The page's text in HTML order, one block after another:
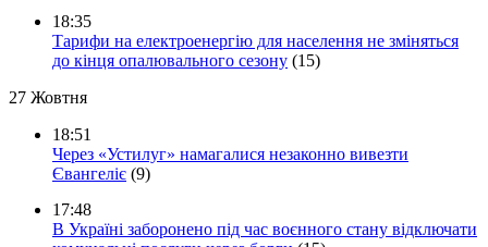
18:35
Тарифи на електроенергію для населення не зміняться
до кінця опалювального сезону (15)
27 Жовтня
18:51
Через «Устилуг» намагалися незаконно вивезти
Євангеліє (9)
17:48
В Україні заборонено під час воєнного стану відключати